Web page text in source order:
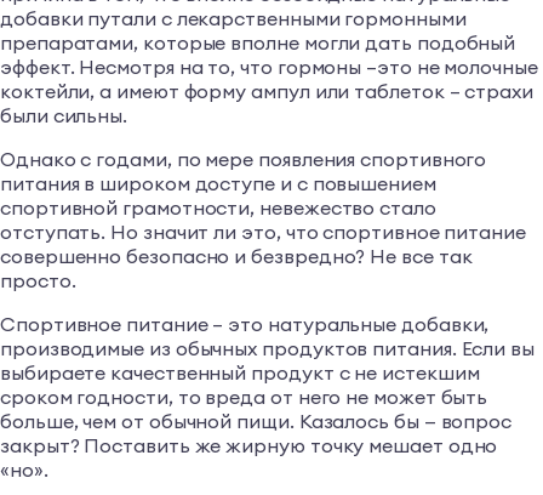
добавки путали с лекарственными гормонными
препаратами, которые вполне могли дать подобный
эффект. Несмотря на то, что гормоны –это не молочные
коктейли, а имеют форму ампул или таблеток – страхи
были сильны.
Однако с годами, по мере появления спортивного
питания в широком доступе и с повышением
спортивной грамотности, невежество стало
отступать. Но значит ли это, что спортивное питание
совершенно безопасно и безвредно? Не все так
просто.
Спортивное питание – это натуральные добавки,
производимые из обычных продуктов питания. Если вы
выбираете качественный продукт с не истекшим
сроком годности, то вреда от него не может быть
больше, чем от обычной пищи. Казалось бы — вопрос
закрыт? Поставить же жирную точку мешает одно
«но».